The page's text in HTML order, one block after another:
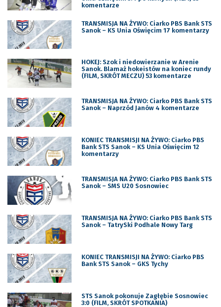
komentarze
TRANSMISJA NA ŻYWO: Ciarko PBS Bank STS
Sanok – KS Unia Oświęcim 17 komentarzy
HOKEJ: Szok i niedowierzanie w Arenie
Sanok. Blamaż hokeistów na koniec rundy
(FILM, SKRÓT MECZU) 53 komentarze
TRANSMISJA NA ŻYWO: Ciarko PBS Bank STS
Sanok – Naprzód Janów 4 komentarze
KONIEC TRANSMISJI NA ŻYWO: Ciarko PBS
Bank STS Sanok – KS Unia Oświęcim 12
komentarzy
TRANSMISJA NA ŻYWO: Ciarko PBS Bank STS
Sanok – SMS U20 Sosnowiec
TRANSMISJA NA ŻYWO: Ciarko PBS Bank STS
Sanok – TatrySki Podhale Nowy Targ
KONIEC TRANSMISJI NA ŻYWO: Ciarko PBS
Bank STS Sanok – GKS Tychy
STS Sanok pokonuje Zagłębie Sosnowiec
3:0 (FILM, SKRÓT SPOTKANIA)